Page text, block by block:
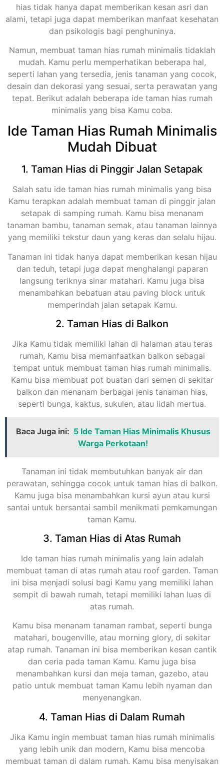
hias tidak hanya dapat memberikan kesan asri dan
alami, tetapi juga dapat memberikan manfaat kesehatan
dan psikologis bagi penghuninya.
Namun, membuat taman hias rumah minimalis tidaklah
mudah. Kamu perlu memperhatikan beberapa hal,
seperti lahan yang tersedia, jenis tanaman yang cocok,
desain dan dekorasi yang sesuai, serta perawatan yang
tepat. Berikut adalah beberapa ide taman hias rumah
minimalis yang bisa Kamu coba.
Ide Taman Hias Rumah Minimalis
Mudah Dibuat
1. Taman Hias di Pinggir Jalan Setapak
Salah satu ide taman hias rumah minimalis yang bisa
Kamu terapkan adalah membuat taman di pinggir jalan
setapak di samping rumah. Kamu bisa menanam
tanaman bambu, tanaman semak, atau tanaman lainnya
yang memiliki tekstur daun yang keras dan selalu hijau.
Tanaman ini tidak hanya dapat memberikan kesan hijau
dan teduh, tetapi juga dapat menghalangi paparan
langsung teriknya sinar matahari. Kamu juga bisa
menambahkan bebatuan atau paving block untuk
memperindah jalan setapak Kamu.
2. Taman Hias di Balkon
Jika Kamu tidak memiliki lahan di halaman atau teras
rumah, Kamu bisa memanfaatkan balkon sebagai
tempat untuk membuat taman hias rumah minimalis.
Kamu bisa membuat pot buatan dari semen di sekitar
balkon dan menanam berbagai jenis tanaman hias,
seperti bunga, kaktus, sukulen, atau lidah mertua.
Baca Juga ini: 5 Ide Taman Hias Minimalis Khusus
Warga Perkotaan!
Tanaman ini tidak membutuhkan banyak air dan
perawatan, sehingga cocok untuk taman hias di balkon.
Kamu juga bisa menambahkan kursi ayun atau kursi
santai untuk bersantai sambil menikmati pemkamungan
taman Kamu.
3. Taman Hias di Atas Rumah
Ide taman hias rumah minimalis yang lain adalah
membuat taman di atas rumah atau roof garden. Taman
ini bisa menjadi solusi bagi Kamu yang memiliki lahan
sempit di bawah rumah, tetapi memiliki lahan luas di
atas rumah.
Kamu bisa menanam tanaman rambat, seperti bunga
matahari, bougenville, atau morning glory, di sekitar
atap rumah. Tanaman ini bisa memberikan kesan cantik
dan ceria pada taman Kamu. Kamu juga bisa
menambahkan kursi dan meja taman, gazebo, atau
patio untuk membuat taman Kamu lebih nyaman dan
menyenangkan.
4. Taman Hias di Dalam Rumah
Jika Kamu ingin membuat taman hias rumah minimalis
yang lebih unik dan modern, Kamu bisa mencoba
membuat taman di dalam rumah. Kamu bisa menyisakan